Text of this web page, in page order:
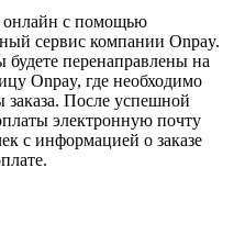
онлайн с помощью
сервис компании Onpay.
перенаправлены на
Onpay, где необходимо
заказа. После успешной
электронную почту
с информацией о заказе